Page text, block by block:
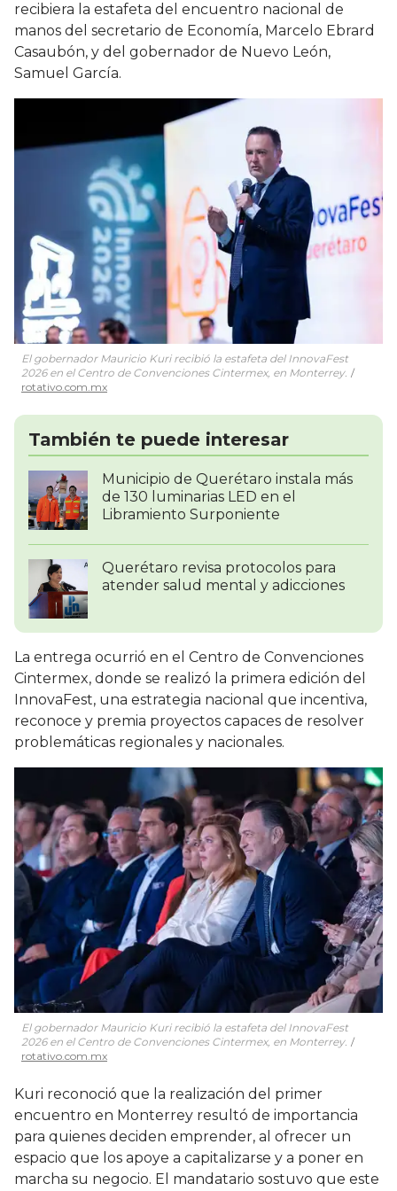
recibiera la estafeta del encuentro nacional de
manos del secretario de Economía, Marcelo Ebrard
Casaubón, y del gobernador de Nuevo León,
Samuel García.
El gobernador Mauricio Kuri recibió la estafeta del InnovaFest
2026 en el Centro de Convenciones Cintermex, en Monterrey.
rotativo.com.mx
También te puede interesar
Municipio de Querétaro instala más
de 130 luminarias LED en el
Libramiento Surponiente
Querétaro revisa protocolos para
atender salud mental y adicciones
La entrega ocurrió en el Centro de Convenciones
Cintermex, donde se realizó la primera edición del
InnovaFest, una estrategia nacional que incentiva,
reconoce y premia proyectos capaces de resolver
problemáticas regionales y nacionales.
El gobernador Mauricio Kuri recibió la estafeta del InnovaFest
2026 en el Centro de Convenciones Cintermex, en Monterrey.
rotativo.com.mx
Kuri reconoció que la realización del primer
encuentro en Monterrey resultó de importancia
para quienes deciden emprender, al ofrecer un
espacio que los apoye a capitalizarse y a poner en
marcha su negocio. El mandatario sostuvo que este